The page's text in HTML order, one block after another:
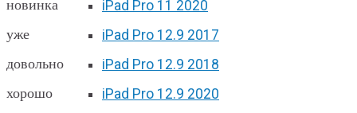
iPad Pro 11 2020
iPad Pro 12.9 2017
iPad Pro 12.9 2018
iPad Pro 12.9 2020
новинка
уже
довольно
хорошо